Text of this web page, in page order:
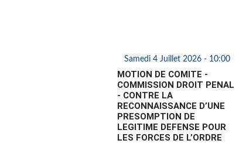
Samedi 4 Juillet 2026 - 10:00
MOTION DE COMITE -
COMMISSION DROIT PENAL
- CONTRE LA
RECONNAISSANCE D’UNE
PRESOMPTION DE
LEGITIME DEFENSE POUR
LES FORCES DE L’ORDRE